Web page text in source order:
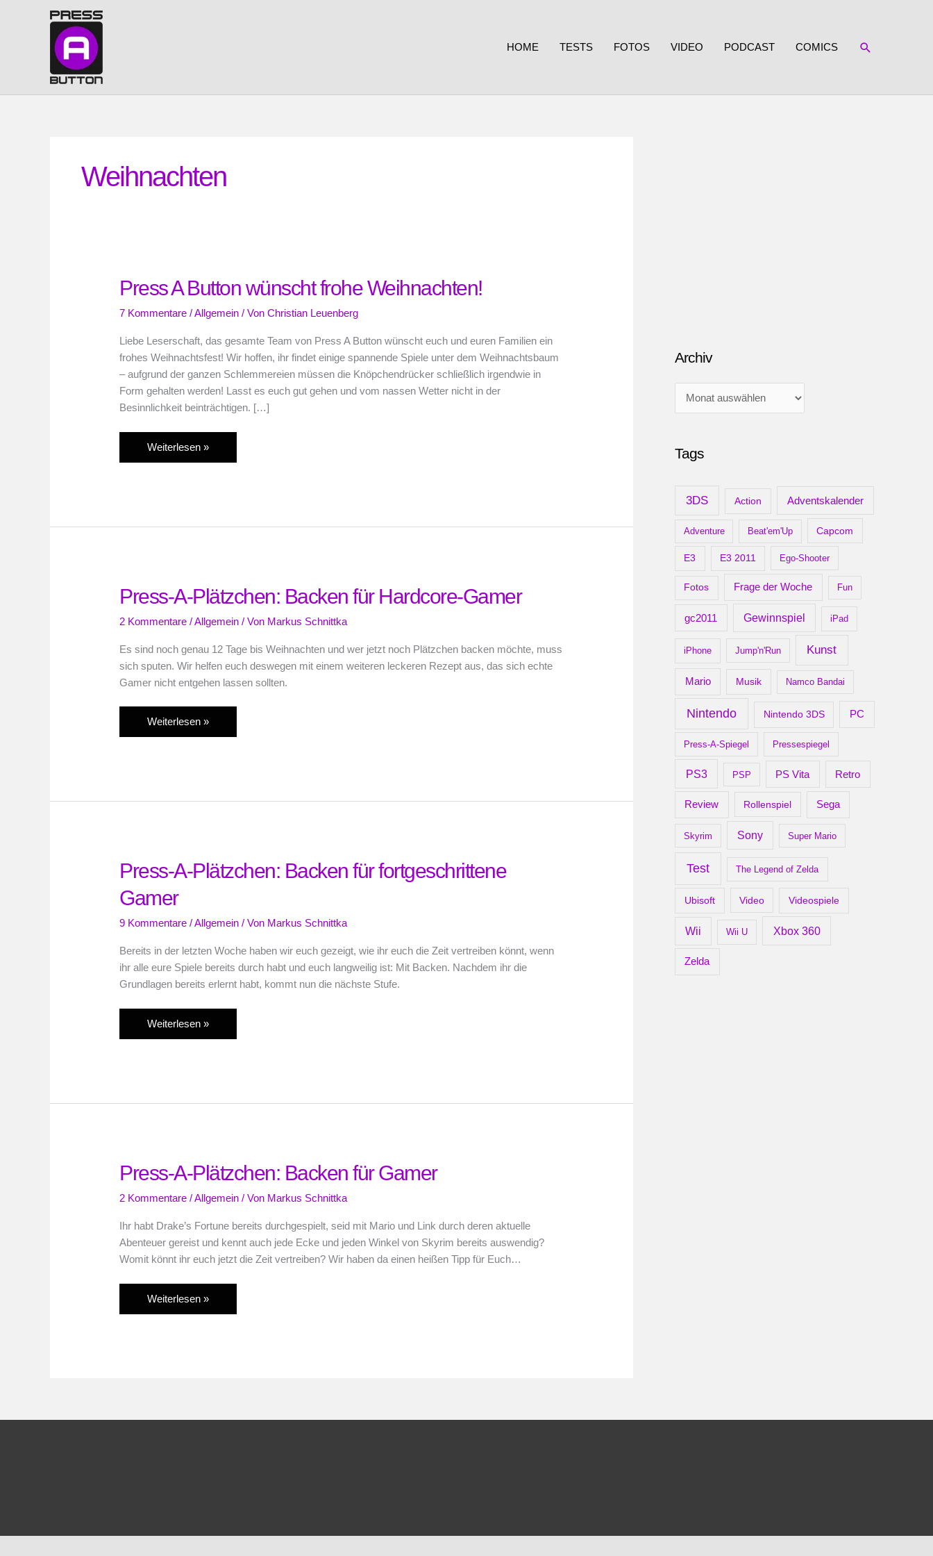
HOME TESTS FOTOS VIDEO PODCAST COMICS SUCHEN
Weihnachten
Press A Button wünscht frohe Weihnachten!
7 Kommentare /Allgemein / VonChristian Leuenberg
Liebe Leserschaft, das gesamte Team von Press A Button wünscht euch und euren Familien ein
frohes Weihnachtsfest! Wir hoffen, ihr findet einige spannende Spiele unter dem Weihnachtsbaum
– aufgrund der ganzen Schlemmereien müssen die Knöpchendrücker schließlich irgendwie in
Form gehalten werden! Lasst es euch gut gehen und vom nassen Wetter nicht in der
Besinnlichkeit beinträchtigen. […]
Press
A
Weihnachten!
Weiterlesen »
Press-A-Plätzchen: Backen für Hardcore-Gamer
2 Kommentare /Allgemein / Von Markus Schnittka
Es sind noch genau 12 Tage bis Weihnachten und wer jetzt noch Plätzchen backen möchte, muss
sich sputen. Wir helfen euch deswegen mit einem weiteren leckeren Rezept aus, das sich echte
Gamer nicht entgehen lassen sollten.
Press-
A-
Hardcore-
Weiterlesen »
Press-A-Plätzchen: Backen für fortgeschrittene
Gamer
9 Kommentare /Allgemein / Von Markus Schnittka
Bereits in der letzten Woche haben wir euch gezeigt, wie ihr euch die Zeit vertreiben könnt, wenn
ihr alle eure Spiele bereits durch habt und euch langweilig ist: Mit Backen. Nachdem ihr die
Grundlagen bereits erlernt habt, kommt nun die nächste Stufe.
Press-
A-
fortgeschrittene
Weiterlesen »
Press-A-Plätzchen: Backen für Gamer
2 Kommentare /Allgemein / Von Markus Schnittka
Ihr habt Drake’s Fortune bereits durchgespielt, seid mit Mario und Link durch deren aktuelle
Abenteuer gereist und kennt auch jede Ecke und jeden Winkel von Skyrim bereits auswendig?
Womit könnt ihr euch jetzt die Zeit vertreiben? Wir haben da einen heißen Tipp für Euch…
Press-
A-
Weiterlesen »
Archiv
r
Tags
3DS Action Adventskalender
Adventure Beat'em'Up Capcom
E3 E3 2011 Ego-Shooter
Fotos Frage der Woche Fun
gc2011 Gewinnspiel iPad
iPhone Jump'n'Run Kunst
Mario Musik Namco Bandai
Nintendo Nintendo 3DS PC
Press-A-Spiegel Pressespiegel
PS3 PSP PS Vita Retro
Review Rollenspiel Sega
Skyrim Sony Super Mario
Test The Legend of Zelda
Ubisoft Video Videospiele
Wii Wii U Xbox 360
Zelda